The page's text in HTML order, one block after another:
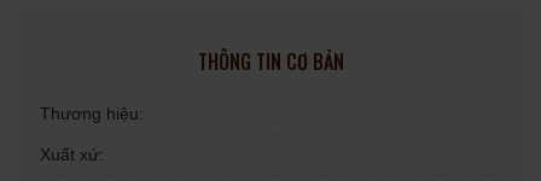
THÔNG TIN CƠ BẢN
Thương hiệu:
Xuất xứ: